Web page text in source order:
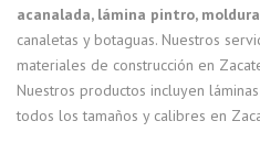
acanalada, lámina pintro,
canaletas y botaguas. Nuestros
materiales de construcción en
Nuestros productos incluyen
todos los tamaños y calibres en